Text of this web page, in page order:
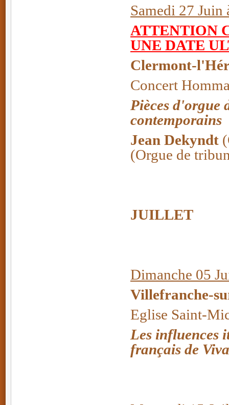
Samedi 27
ATTENTION
UNE DATE
Clermont-
Concert
Pièces d'orgue
contemporains
Jean Dekyndt
(Orgue de
JUILLET
Dimanche 05
Villefranche-
Eglise Saint-
Les influences
français de